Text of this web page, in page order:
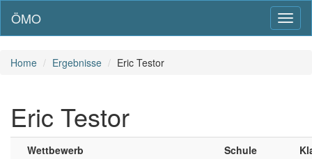
ÖMO
Home Ergebnisse Eric Testor
Eric Testor
Wettbewerb Schule